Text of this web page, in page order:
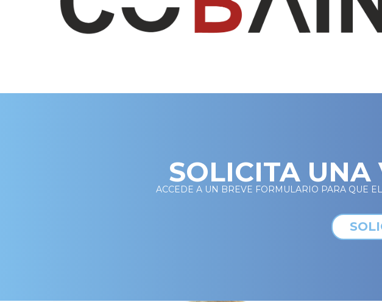
SOLICITA UNA
ACCEDE A UN BREVE FORMULARIO PARA QUE